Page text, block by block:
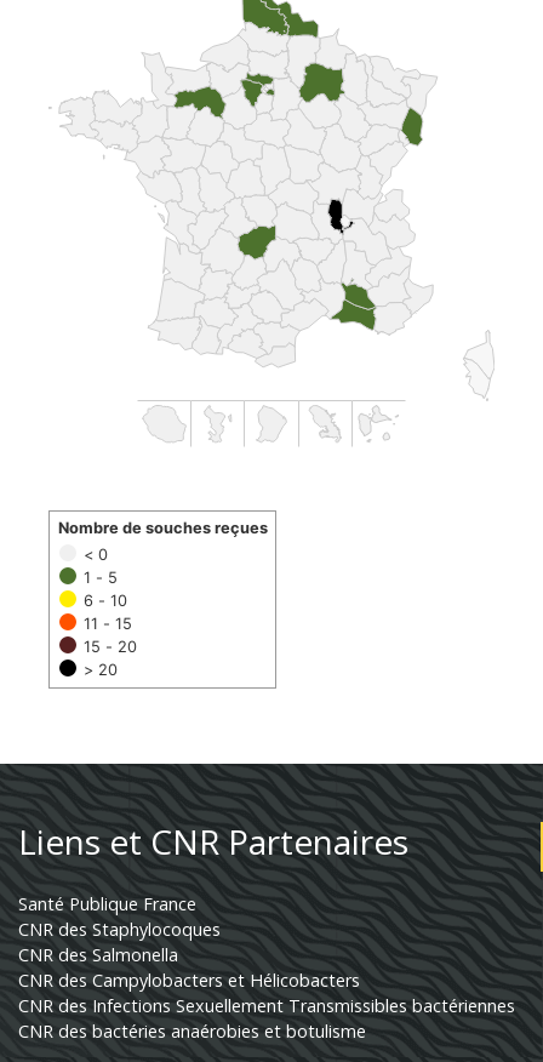
< 0
1 - 5
6 - 10
11 - 15
15 - 20
> 20
Nombre de souches reçues
Liens et CNR Partenaires
Santé Publique France
CNR des Staphylocoques
CNR des Salmonella
CNR des Campylobacters et Hélicobacters
CNR des Infections Sexuellement Transmissibles bactériennes
CNR des bactéries anaérobies et botulisme